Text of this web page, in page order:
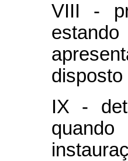
VIII -
disposto
IX -
quando